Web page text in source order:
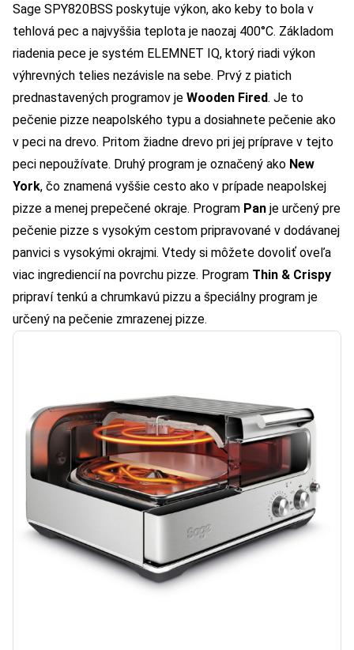
Sage SPY820BSS poskytuje výkon, ako keby to bola v
tehlová pec a najvyššia teplota je naozaj 400°C. Základom
riadenia pece je systém ELEMNET IQ, ktorý riadi výkon
výhrevných telies nezávisle na sebe. Prvý z piatich
prednastavených programov je Wooden Fired. Je to
pečenie pizze neapolského typu a dosiahnete pečenie ako
v peci na drevo. Pritom žiadne drevo pri jej príprave v tejto
peci nepoužívate. Druhý program je označený ako New
York, čo znamená vyššie cesto ako v prípade neapolskej
pizze a menej prepečené okraje. Program Pan je určený pre
pečenie pizze s vysokým cestom pripravované v dodávanej
panvici s vysokými okrajmi. Vtedy si môžete dovoliť oveľa
viac ingrediencií na povrchu pizze. Program Thin & Crispy
pripraví tenkú a chrumkavú pizzu a špeciálny program je
určený na pečenie zmrazenej pizze.